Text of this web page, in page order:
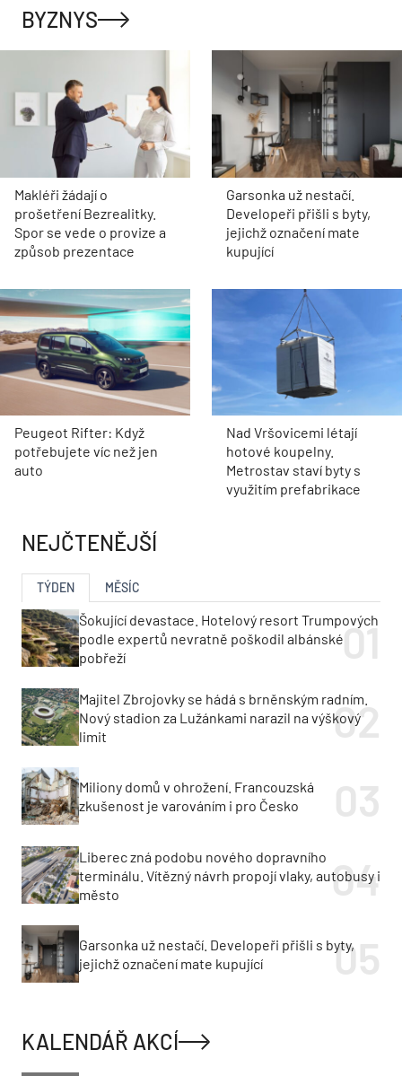
BYZNYS
Makléři žádají o
prošetření Bezrealitky.
Spor se vede o provize a
způsob prezentace
Garsonka už nestačí.
Developeři přišli s byty,
jejichž označení mate
kupující
Peugeot Rifter: Když
potřebujete víc než jen
auto
Nad Vršovicemi létají
hotové koupelny.
Metrostav staví byty s
využitím prefabrikace
NEJČTENĚJŠÍ
TÝDEN MĚSÍC
Šokující devastace. Hotelový resort Trumpových
podle expertů nevratně poškodil albánské
pobřeží
Majitel Zbrojovky se hádá s brněnským radním.
Nový stadion za Lužánkami narazil na výškový
limit
Miliony domů v ohrožení. Francouzská
zkušenost je varováním i pro Česko
Liberec zná podobu nového dopravního
terminálu. Vítězný návrh propojí vlaky, autobusy i
město
Garsonka už nestačí. Developeři přišli s byty,
jejichž označení mate kupující
KALENDÁŘ AKCÍ